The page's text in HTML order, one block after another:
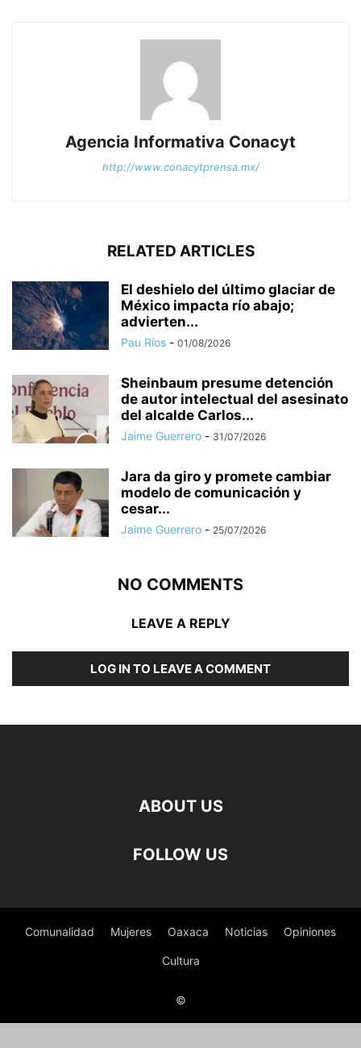
Agencia Informativa Conacyt
http://www.conacytprensa.mx/
RELATED ARTICLES
El deshielo del último glaciar de
México impacta río abajo;
advierten...
Pau Ríos - 01/08/2026
Sheinbaum presume detención
de autor intelectual del asesinato
del alcalde Carlos...
Jaime Guerrero - 31/07/2026
Jara da giro y promete cambiar
modelo de comunicación y
cesar...
Jaime Guerrero - 25/07/2026
NO COMMENTS
LEAVE A REPLY
LOG IN TO LEAVE A COMMENT
ABOUT US
FOLLOW US
Comunalidad Mujeres Oaxaca Noticias Opiniones
Cultura
©